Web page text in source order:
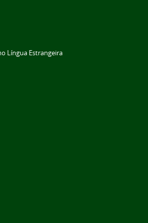
Língua Estrangeira